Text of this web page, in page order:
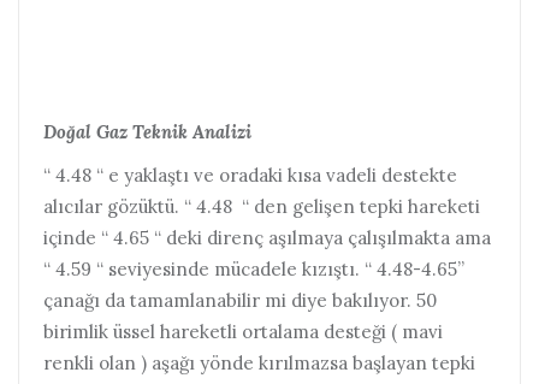
Doğal Gaz Teknik Analizi
“ 4.48 “ e yaklaştı ve oradaki kısa vadeli destekte
alıcılar gözüktü. “ 4.48 “ den gelişen tepki hareketi
içinde “ 4.65 “ deki direnç aşılmaya çalışılmakta ama
“ 4.59 “ seviyesinde mücadele kızıştı. “ 4.48-4.65”
çanağı da tamamlanabilir mi diye bakılıyor. 50
birimlik üssel hareketli ortalama desteği ( mavi
renkli olan ) aşağı yönde kırılmazsa başlayan tepki